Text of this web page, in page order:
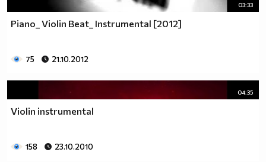
03:33
Piano_ Violin Beat_ Instrumental [2012]
75 21.10.2012
04:35
Violin instrumental
158 23.10.2010